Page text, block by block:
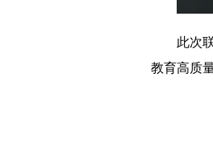
此次
教育高质